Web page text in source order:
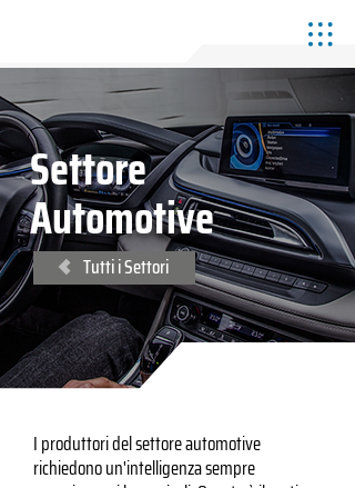
Settore
Automotive
Tutti i Settori
I produttori del settore automotive
richiedono un'intelligenza sempre